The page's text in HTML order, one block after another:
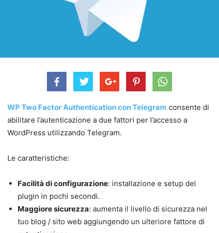
WP Two Factor Authentication con Telegram consente di
abilitare l’autenticazione a due fattori per l’accesso a
WordPress utilizzando Telegram.
Le caratteristiche:
Facilità di configurazione: installazione e setup del
plugin in pochi secondi.
Maggiore sicurezza: aumenta il livello di sicurezza nel
tuo blog / sito web aggiungendo un ulteriore fattore di